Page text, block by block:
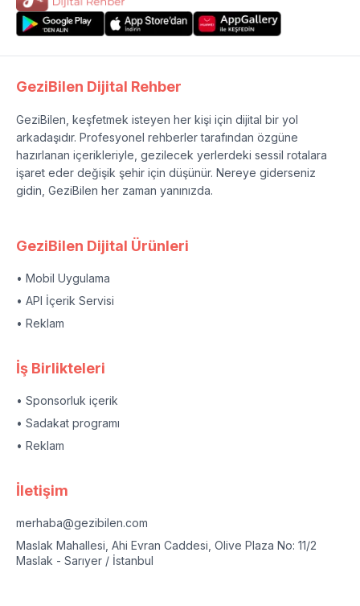
GeziBilen Dijital Rehber
GeziBilen, keşfetmek isteyen her kişi için dijital bir yol
arkadaşıdır. Profesyonel rehberler tarafından özgüne
hazırlanan içerikleriyle, gezilecek yerlerdeki sessil rotalara
işaret eder değişik şehir için düşünür. Nereye giderseniz
gidin, GeziBilen her zaman yanınızda.
GeziBilen Dijital Ürünleri
• Mobil Uygulama
• API İçerik Servisi
• Reklam
İş Birlikteleri
• Sponsorluk içerik
• Sadakat programı
• Reklam
İletişim
merhaba@gezibilen.com
Maslak Mahallesi, Ahi Evran Caddesi, Olive Plaza No: 11/2
Maslak - Sarıyer / İstanbul